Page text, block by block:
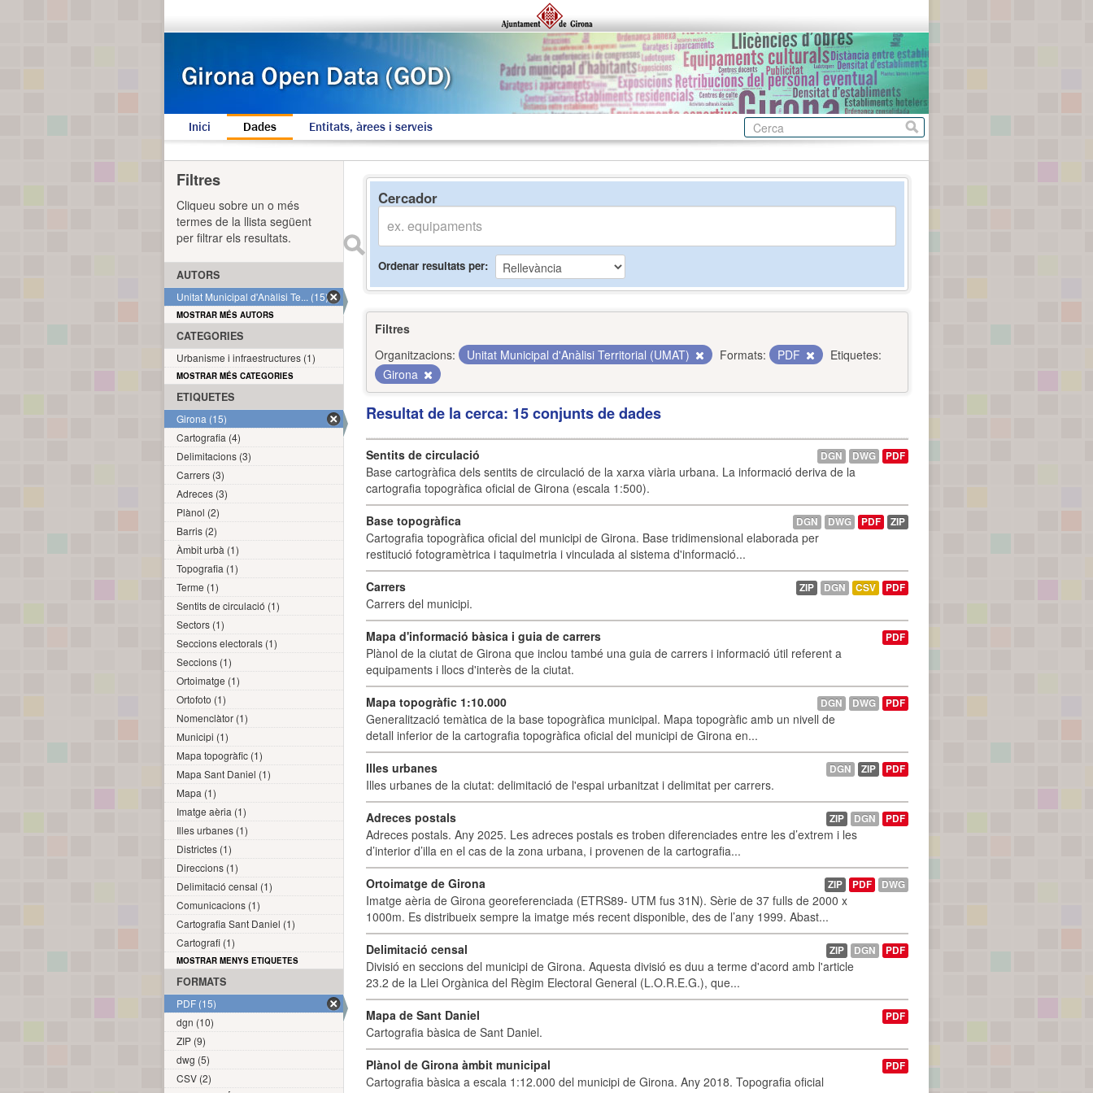
Inici Dades Entitats, àrees i serveis
Cercador
Ordenar resultats per
Filtres
Organitzacions:
Unitat Municipal d'Anàlisi Territorial (UMAT) Formats: PDF
Etiquetes:
Girona
Resultat de la cerca: 15 conjunts de dades
Sentits de circulació
Base cartogràfica dels sentits de circulació de la xarxa viària urbana. La informació deriva de la
cartografia topogràfica oficial de Girona (escala 1:500).
DGN DWG PDF
Base topogràfica
Cartografia topogràfica oficial del municipi de Girona. Base tridimensional elaborada per
restitució fotogramètrica i taquimetria i vinculada al sistema d'informació...
DGN DWG PDF ZIP
Carrers
Carrers del municipi.
ZIP DGN CSV PDF
Mapa d'informació bàsica i guia de carrers
Plànol de la ciutat de Girona que inclou també una guia de carrers i informació útil referent a
equipaments i llocs d'interès de la ciutat.
PDF
Mapa topogràfic 1:10.000
Generalització temàtica de la base topogràfica municipal. Mapa topogràfic amb un nivell de
detall inferior de la cartografia topogràfica oficial del municipi de Girona en...
DGN DWG PDF
Illes urbanes
Illes urbanes de la ciutat: delimitació de l'espai urbanitzat i delimitat per carrers.
DGN ZIP PDF
Adreces postals
Adreces postals. Any 2025. Les adreces postals es troben diferenciades entre les d’extrem i les
d’interior d’illa en el cas de la zona urbana, i provenen de la cartografia...
ZIP DGN PDF
Ortoimatge de Girona
Imatge aèria de Girona georeferenciada (ETRS89- UTM fus 31N). Sèrie de 37 fulls de 2000 x
1000m. Es distribueix sempre la imatge més recent disponible, des de l’any 1999. Abast...
ZIP PDF DWG
Delimitació censal
Divisió en seccions del municipi de Girona. Aquesta divisió es duu a terme d'acord amb l'article
23.2 de la Llei Orgànica del Règim Electoral General (L.O.R.E.G.), que...
ZIP DGN PDF
Mapa de Sant Daniel
Cartografia bàsica de Sant Daniel.
PDF
Plànol de Girona àmbit municipal
Cartografia bàsica a escala 1:12.000 del municipi de Girona. Any 2018. Topografia oficial
PDF
Filtres
Cliqueu sobre un o més
termes de la llista següent
per filtrar els resultats.
AUTORS
Unitat Municipal d'Anàlisi Te... (15)
MOSTRAR MÉS AUTORS
CATEGORIES
Urbanisme i infraestructures (1)
MOSTRAR MÉS CATEGORIES
ETIQUETES
Girona (15)
Cartografia (4)
Delimitacions (3)
Carrers (3)
Adreces (3)
Plànol (2)
Barris (2)
Àmbit urbà (1)
Topografia (1)
Terme (1)
Sentits de circulació (1)
Sectors (1)
Seccions electorals (1)
Seccions (1)
Ortoimatge (1)
Ortofoto (1)
Nomenclàtor (1)
Municipi (1)
Mapa topogràfic (1)
Mapa Sant Daniel (1)
Mapa (1)
Imatge aèria (1)
Illes urbanes (1)
Districtes (1)
Direccions (1)
Delimitació censal (1)
Comunicacions (1)
Cartografia Sant Daniel (1)
Cartografi (1)
MOSTRAR MENYS ETIQUETES
FORMATS
PDF (15)
dgn (10)
ZIP (9)
dwg (5)
CSV (2)